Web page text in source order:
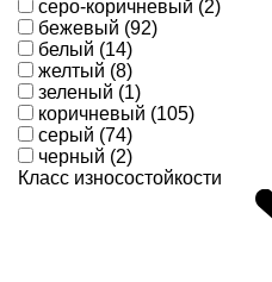
серо-коричневый (2)
бежевый (92)
белый (14)
желтый (8)
зеленый (1)
коричневый (105)
серый (74)
черный (2)
Класс износостойкости